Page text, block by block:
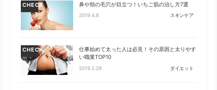
CHECK 鼻や頬の毛穴が目立つ！いちご肌の治し方7選
2019.4.8 スキンケア
CHECK
仕事始めて太った人は必見！その原因と太りやす
い職業TOP10
2019.2.28 ダイエット